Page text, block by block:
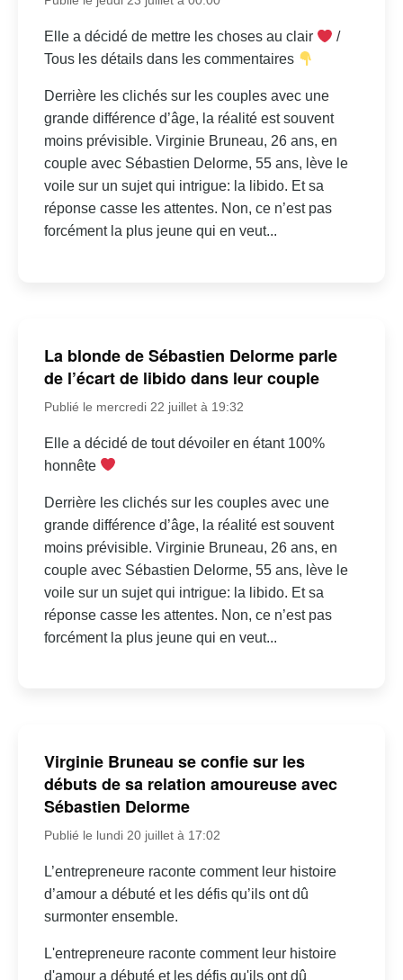
Elle a décidé de mettre les choses au clair
/
Tous les détails dans les commentaires
Derrière les clichés sur les couples avec une
grande différence d’âge, la réalité est souvent
moins prévisible. Virginie Bruneau, 26 ans, en
couple avec Sébastien Delorme, 55 ans, lève le
voile sur un sujet qui intrigue: la libido. Et sa
réponse casse les attentes. Non, ce n’est pas
forcément la plus jeune qui en veut...
La blonde de Sébastien Delorme parle
de l’écart de libido dans leur couple
Publié le mercredi 22 juillet à 19:32
Elle a décidé de tout dévoiler en étant 100%
honnête
Derrière les clichés sur les couples avec une
grande différence d’âge, la réalité est souvent
moins prévisible. Virginie Bruneau, 26 ans, en
couple avec Sébastien Delorme, 55 ans, lève le
voile sur un sujet qui intrigue: la libido. Et sa
réponse casse les attentes. Non, ce n’est pas
forcément la plus jeune qui en veut...
Virginie Bruneau se confie sur les
débuts de sa relation amoureuse avec
Sébastien Delorme
Publié le lundi 20 juillet à 17:02
L’entrepreneure raconte comment leur histoire
d’amour a débuté et les défis qu’ils ont dû
surmonter ensemble.
L'entrepreneure raconte comment leur histoire
d'amour a débuté et les défis qu'ils ont dû